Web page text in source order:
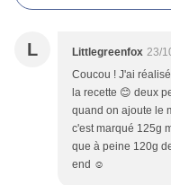
L Littlegreenfox 23/
Coucou ! J'ai
la recette 😊 deux
quand on ajoute le
c'est marqué 125g
que à peine 120g
end ☺️